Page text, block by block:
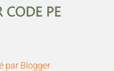
par Blogger